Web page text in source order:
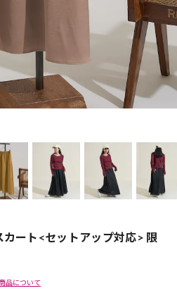
ート<セットアップ対応> 限
品について